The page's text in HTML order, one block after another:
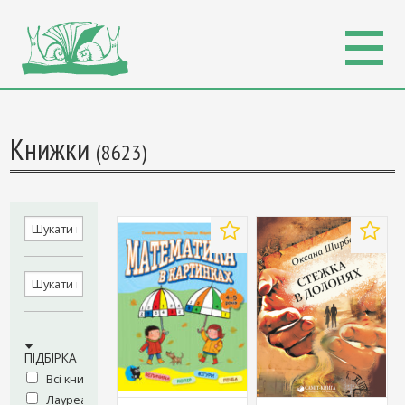
Книжки (8623)
ПІДБІРКА
Всі книжки
Лауреати Премії BF BBA 2019
Додати
у
вибране
Додати
у